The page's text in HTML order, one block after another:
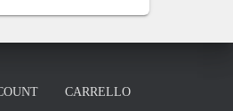
CARRELLO